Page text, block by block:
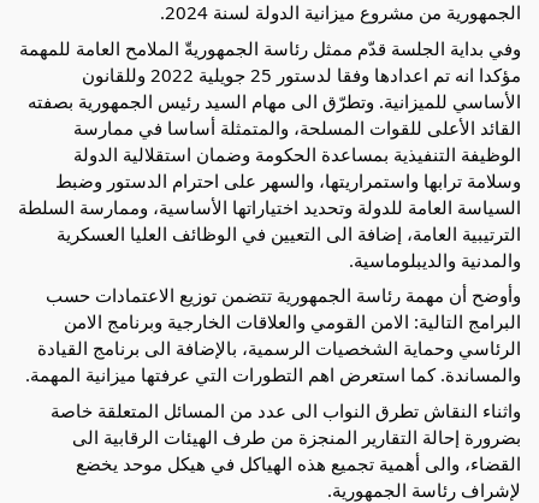
الجمهورية من مشروع ميزانية الدولة لسنة 2024.
وفي بداية الجلسة قدّم ممثل رئاسة الجمهوريةّ الملامح العامة للمهمة
مؤكدا انه تم اعدادها وفقا لدستور 25 جويلية 2022 وللقانون
الأساسي للميزانية. وتطرّق الى مهام السيد رئيس الجمهورية بصفته
القائد الأعلى للقوات المسلحة، والمتمثلة أساسا في ممارسة
الوظيفة التنفيذية بمساعدة الحكومة وضمان استقلالية الدولة
وسلامة ترابها واستمراريتها، والسهر على احترام الدستور وضبط
السياسة العامة للدولة وتحديد اختياراتها الأساسية، وممارسة السلطة
الترتيبية العامة، إضافة الى التعيين في الوظائف العليا العسكرية
والمدنية والديبلوماسية.
وأوضح أن مهمة رئاسة الجمهورية تتضمن توزيع الاعتمادات حسب
البرامج التالية: الامن القومي والعلاقات الخارجية وبرنامج الامن
الرئاسي وحماية الشخصيات الرسمية، بالإضافة الى برنامج القيادة
والمساندة. كما استعرض اهم التطورات التي عرفتها ميزانية المهمة.
واثناء النقاش تطرق النواب الى عدد من المسائل المتعلقة خاصة
بضرورة إحالة التقارير المنجزة من طرف الهيئات الرقابية الى
القضاء، والى أهمية تجميع هذه الهياكل في هيكل موحد يخضع
لإشراف رئاسة الجمهورية.